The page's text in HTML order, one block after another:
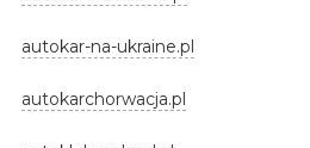
autokar-na-ukraine.pl
autokarchorwacja.pl